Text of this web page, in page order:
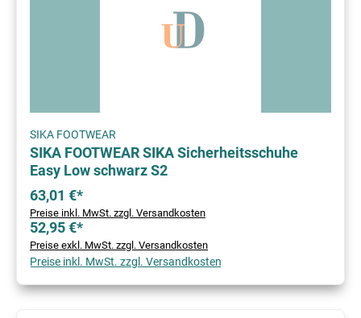
SIKA FOOTWEAR
SIKA FOOTWEAR SIKA Sicherheitsschuhe
Easy Low schwarz S2
63,01 €*
Preise inkl. MwSt. zzgl. Versandkosten
52,95 €*
Preise exkl. MwSt. zzgl. Versandkosten
Preise inkl. MwSt. zzgl. Versandkosten